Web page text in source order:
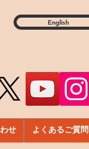
English
せ よくあるご質問